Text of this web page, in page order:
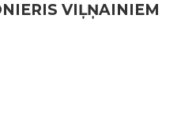
VIĻŅAINIEM